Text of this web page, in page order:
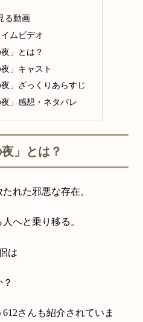
る動画
イムビデオ
」とは？
」キャスト
」ざっくりあらすじ
」感想・ネタバレ
」とは？
れた邪悪な存在。
へと乗り移る。
は
さんも紹介されていま